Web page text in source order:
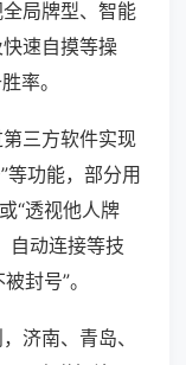
局牌型、智能
速自摸等操
率。
三方软件实现
等功能，部分用
“透视他人牌
自动连接等技
封号”。
济南、青岛、